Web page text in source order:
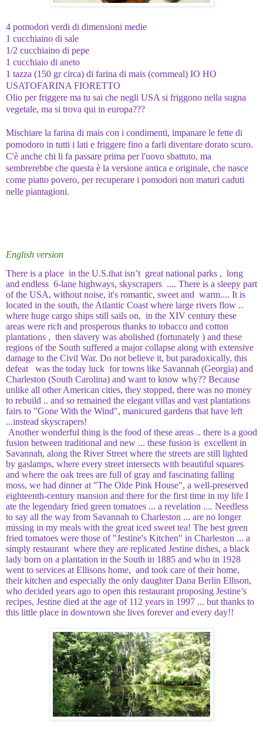
4 pomodori verdi di dimensioni medie
1 cucchiaino di sale
1/2 cucchiaino di pepe
1 cucchiaio di aneto
1 tazza (150 gr circa) di farina di mais (cornmeal) IO HO
USATOFARINA FIORETTO
Olio per friggere ma tu sai che negli USA si friggono nella sugna
vegetale, ma si trova qui in europa???
Mischiare la farina di mais con i condimenti, impanare le fette di
pomodoro in tutti i lati e friggere fino a farli diventare dorato scuro.
C'è anche chi li fa passare prima per l'uovo sbattuto, ma
sembrerebbe che questa è la versione antica e originale, che nasce
come piatto povero, per recuperare i pomodori non maturi caduti
nelle piantagioni.
English version
There is a place in the U.S.that isn’t great national parks , long
and endless 6-lane highways, skyscrapers .... There is a sleepy part
of the USA, without noise, it's romantic, sweet and warm.... It is
located in the south, the Atlantic Coast where large rivers flow ..
where huge cargo ships still sails on, in the XIV century these
areas were rich and prosperous thanks to tobacco and cotton
plantations , then slavery was abolished (fortunately ) and these
regions of the South suffered a major collapse along with extensive
damage to the Civil War. Do not believe it, but paradoxically, this
defeat was the today luck for towns like Savannah (Georgia) and
Charleston (South Carolina) and want to know why?? Because
unlike all other American cities, they stopped, there was no money
to rebuild .. and so remained the elegant villas and vast plantations
fairs to "Gone With the Wind", manicured gardens that have left
...instead skyscrapers!
Another wonderful thing is the food of these areas .. there is a good
fusion between traditional and new ... these fusion is excellent in
Savannah, along the River Street where the streets are still lighted
by gaslamps, where every street intersects with beautiful squares
and where the oak trees are full of gray and fascinating falling
moss, we had dinner at "The Olde Pink House", a well-preserved
eighteenth-century mansion and there for the first time in my life I
ate the legendary fried green tomatoes ... a revelation .... Needless
to say all the way from Savannah to Charleston ... are no longer
missing in my meals with the great iced sweet tea! The best green
fried tomatoes were those of "Jestine's Kitchen" in Charleston ... a
simply restaurant where they are replicated Jestine dishes, a black
lady born on a plantation in the South in 1885 and who in 1928
went to services at Ellisons home, and took care of their home,
their kitchen and especially the only daughter Dana Berlin Ellison,
who decided years ago to open this restaurant proposing Jestine’s
recipes, Jestine died at the age of 112 years in 1997 ... but thanks to
this little place in downtown she lives forever and every day!!